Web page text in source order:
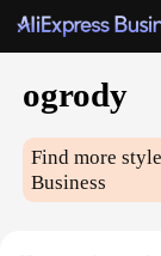
ogrody
Find more
Business